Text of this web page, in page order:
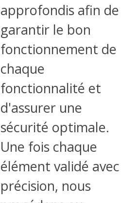
approfondis afin de
garantir le bon
fonctionnement de
chaque
fonctionnalité et
d'assurer une
sécurité optimale.
Une fois chaque
élément validé avec
précision, nous